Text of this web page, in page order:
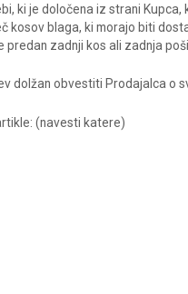
ki je določena iz strani
kosov blaga, ki morajo biti
zadnji kos ali zadnja
dolžan obvestiti Prodajalca o
(navesti katere)